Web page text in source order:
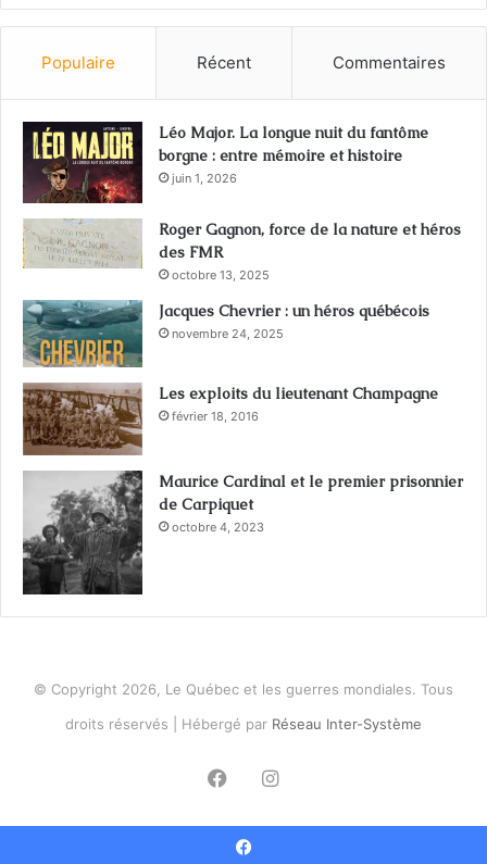
Populaire Récent Commentaires
Léo Major. La longue nuit du fantôme
borgne : entre mémoire et histoire
juin 1, 2026
Roger Gagnon, force de la nature et héros
des FMR
octobre 13, 2025
Jacques Chevrier : un héros québécois
novembre 24, 2025
Les exploits du lieutenant Champagne
février 18, 2016
Maurice Cardinal et le premier prisonnier
de Carpiquet
octobre 4, 2023
© Copyright 2026, Le Québec et les guerres mondiales. Tous
droits réservés | Hébergé par Réseau Inter-Système
FacebookInstagram